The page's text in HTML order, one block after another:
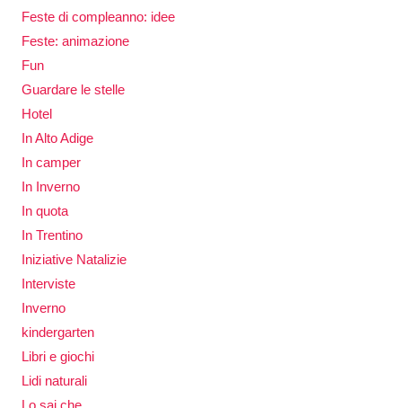
Feste di compleanno: idee
Feste: animazione
Fun
Guardare le stelle
Hotel
In Alto Adige
In camper
In Inverno
In quota
In Trentino
Iniziative Natalizie
Interviste
Inverno
kindergarten
Libri e giochi
Lidi naturali
Lo sai che…